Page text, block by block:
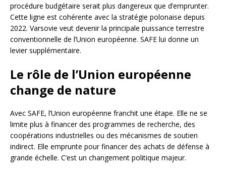
procédure budgétaire serait plus dangereux que d’emprunter.
Cette ligne est cohérente avec la stratégie polonaise depuis
2022. Varsovie veut devenir la principale puissance terrestre
conventionnelle de l’Union européenne. SAFE lui donne un
levier supplémentaire.
Le rôle de l’Union européenne
change de nature
Avec SAFE, l’Union européenne franchit une étape. Elle ne se
limite plus à financer des programmes de recherche, des
coopérations industrielles ou des mécanismes de soutien
indirect. Elle emprunte pour financer des achats de défense à
grande échelle. C’est un changement politique majeur.